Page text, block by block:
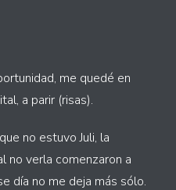
me quedé en
a parir (risas).
no estuvo Juli, la
no verla comenzaron a
día no me deja más sólo.